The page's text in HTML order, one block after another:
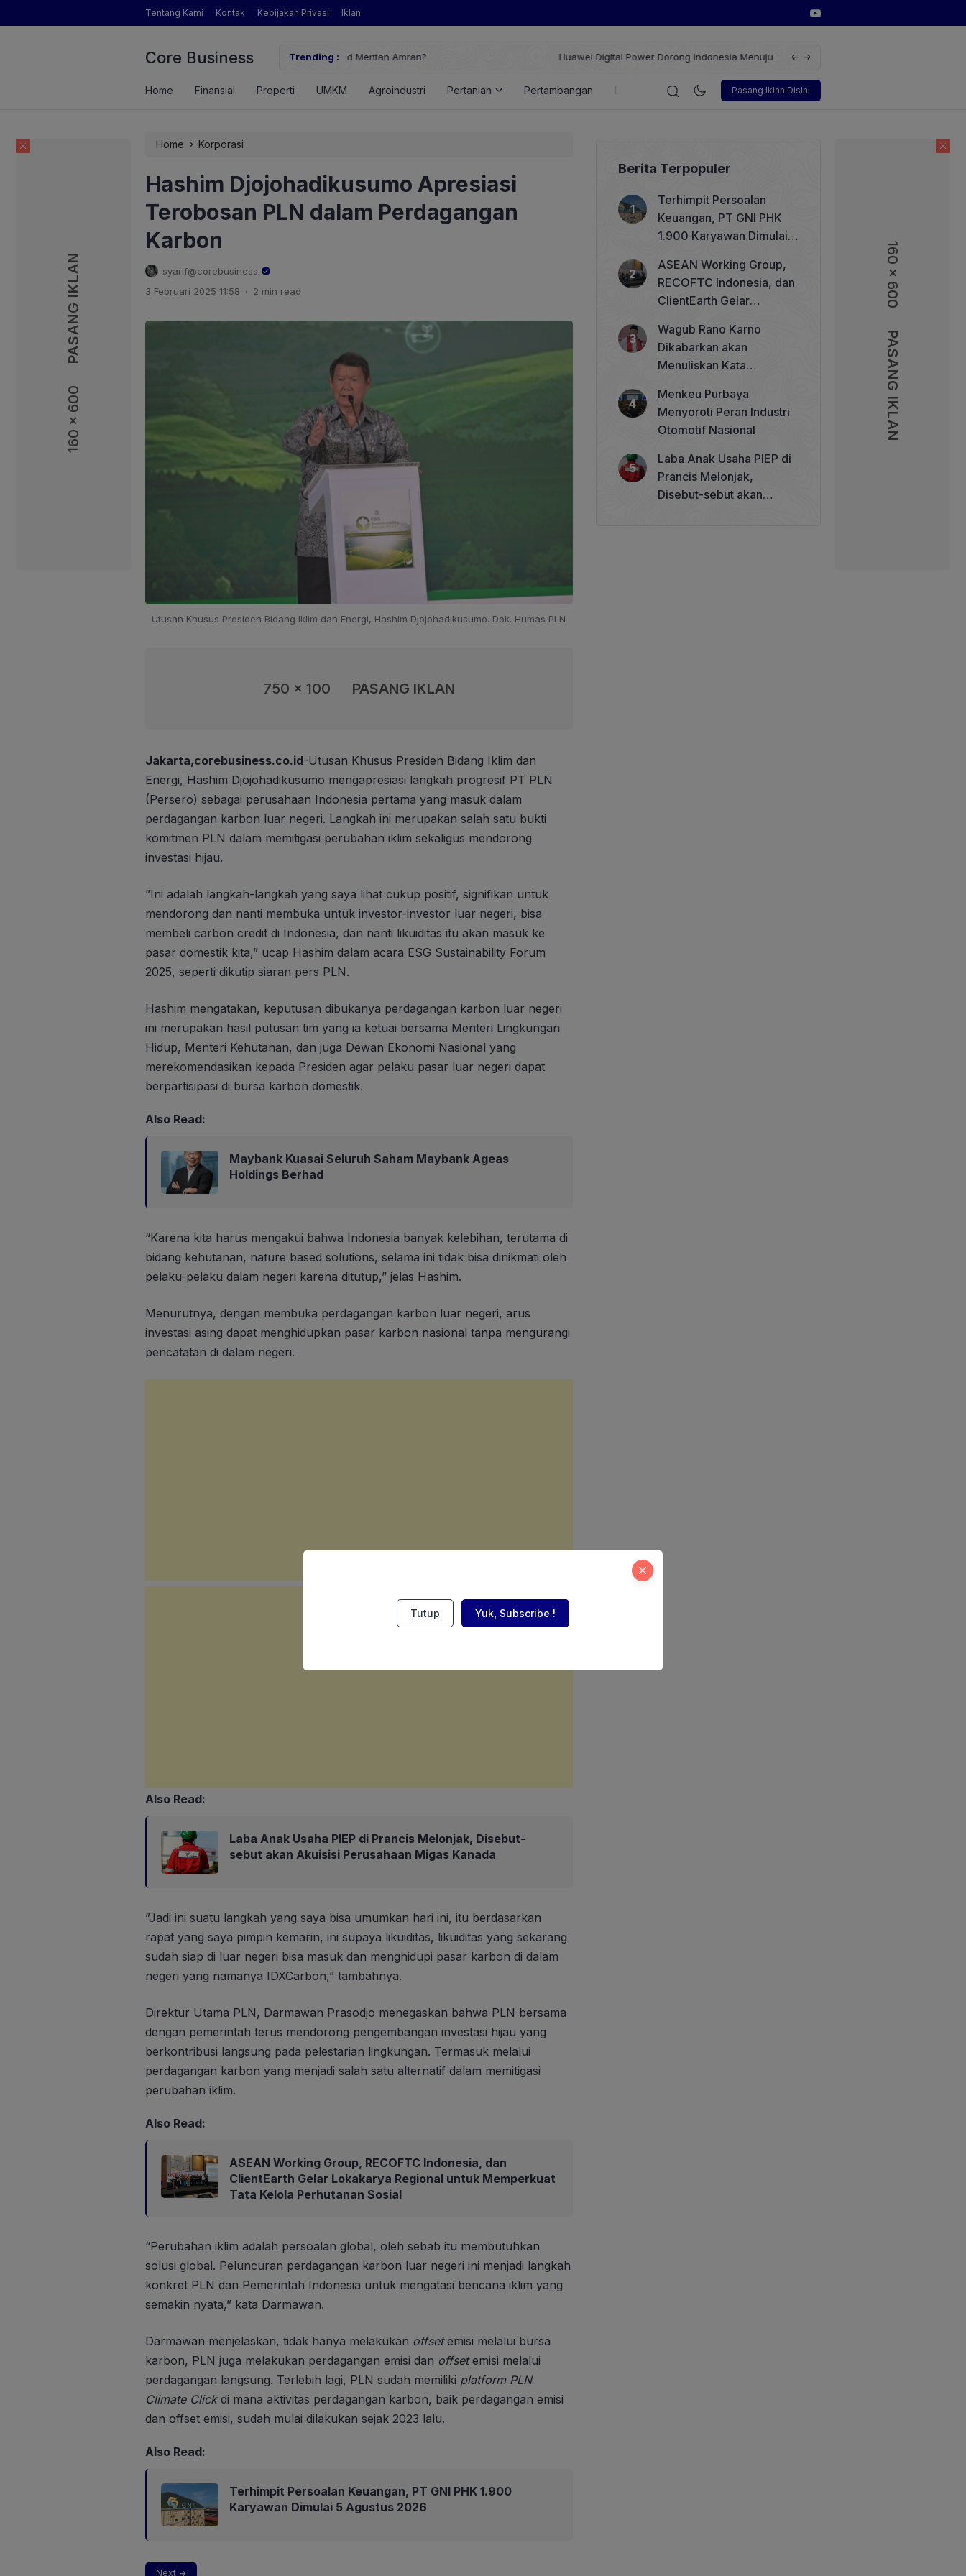
160 x 600
PASANG IKLAN 160 x 600
PASANG IKLAN
Tentang Kami Kontak Kebijakan Privasi Iklan
Core Business Trending :
Pertanian yang Dimaksud Mentan Amran?
Huawei Digital Power Dorong Indonesia Menuju Revolusi Energi Terbarukan dengan Solusi
Wakil Direktur Utama PT Pelindo,
Pasang Iklan Disini
Home Finansial Properti UMKM Agroindustri Pertanian Pertambangan Energi Korporasi Teknologi Otomotif
160 x 600
PASANG IKLAN
Home › Korporasi
Hashim Djojohadikusumo Apresiasi
Terobosan PLN dalam Perdagangan
Karbon
syarif@corebusiness
3 Februari 2025 11:58 . 2 min read
Utusan Khusus Presiden Bidang Iklim dan Energi, Hashim Djojohadikusumo. Dok. Humas PLN
750 x 100 PASANG IKLAN
Jakarta,corebusiness.co.id-Utusan Khusus Presiden Bidang Iklim dan
Energi, Hashim Djojohadikusumo mengapresiasi langkah progresif PT PLN
(Persero) sebagai perusahaan Indonesia pertama yang masuk dalam
perdagangan karbon luar negeri. Langkah ini merupakan salah satu bukti
komitmen PLN dalam memitigasi perubahan iklim sekaligus mendorong
investasi hijau.
”Ini adalah langkah-langkah yang saya lihat cukup positif, signifikan untuk
mendorong dan nanti membuka untuk investor-investor luar negeri, bisa
membeli carbon credit di Indonesia, dan nanti likuiditas itu akan masuk ke
pasar domestik kita,” ucap Hashim dalam acara ESG Sustainability Forum
2025, seperti dikutip siaran pers PLN.
Hashim mengatakan, keputusan dibukanya perdagangan karbon luar negeri
ini merupakan hasil putusan tim yang ia ketuai bersama Menteri Lingkungan
Hidup, Menteri Kehutanan, dan juga Dewan Ekonomi Nasional yang
merekomendasikan kepada Presiden agar pelaku pasar luar negeri dapat
berpartisipasi di bursa karbon domestik.
Also Read:
Maybank Kuasai Seluruh Saham Maybank Ageas
Holdings Berhad
“Karena kita harus mengakui bahwa Indonesia banyak kelebihan, terutama di
bidang kehutanan, nature based solutions, selama ini tidak bisa dinikmati oleh
pelaku-pelaku dalam negeri karena ditutup,” jelas Hashim.
Menurutnya, dengan membuka perdagangan karbon luar negeri, arus
investasi asing dapat menghidupkan pasar karbon nasional tanpa mengurangi
pencatatan di dalam negeri.
Also Read:
Laba Anak Usaha PIEP di Prancis Melonjak, Disebut-
sebut akan Akuisisi Perusahaan Migas Kanada
”Jadi ini suatu langkah yang saya bisa umumkan hari ini, itu berdasarkan
rapat yang saya pimpin kemarin, ini supaya likuiditas, likuiditas yang sekarang
sudah siap di luar negeri bisa masuk dan menghidupi pasar karbon di dalam
negeri yang namanya IDXCarbon,” tambahnya.
Direktur Utama PLN, Darmawan Prasodjo menegaskan bahwa PLN bersama
dengan pemerintah terus mendorong pengembangan investasi hijau yang
berkontribusi langsung pada pelestarian lingkungan. Termasuk melalui
perdagangan karbon yang menjadi salah satu alternatif dalam memitigasi
perubahan iklim.
Also Read:
ASEAN Working Group, RECOFTC Indonesia, dan
ClientEarth Gelar Lokakarya Regional untuk Memperkuat
Tata Kelola Perhutanan Sosial
“Perubahan iklim adalah persoalan global, oleh sebab itu membutuhkan
solusi global. Peluncuran perdagangan karbon luar negeri ini menjadi langkah
konkret PLN dan Pemerintah Indonesia untuk mengatasi bencana iklim yang
semakin nyata,” kata Darmawan.
Darmawan menjelaskan, tidak hanya melakukan offsetemisi melalui bursa
karbon, PLN juga melakukan perdagangan emisi dan offsetemisi melalui
perdagangan langsung. Terlebih lagi, PLN sudah memiliki platform PLN
Climate Clickdi mana aktivitas perdagangan karbon, baik perdagangan emisi
dan offset emisi, sudah mulai dilakukan sejak 2023 lalu.
Also Read:
Terhimpit Persoalan Keuangan, PT GNI PHK 1.900
Karyawan Dimulai 5 Agustus 2026
Next
Berita Terpopuler
Terhimpit Persoalan
Keuangan, PT GNI PHK
1.900 Karyawan Dimulai 5
ASEAN Working Group,
RECOFTC Indonesia, dan
ClientEarth Gelar
Memperkuat Tata Kelola
Perhutanan Sosial
Wagub Rano Karno
Dikabarkan akan
Menuliskan Kata
Betawi 100 Tahun
Menkeu Purbaya
Menyoroti Peran Industri
Otomotif Nasional
Laba Anak Usaha PIEP di
Prancis Melonjak,
Disebut-sebut akan
Tutup Yuk, Subscribe !